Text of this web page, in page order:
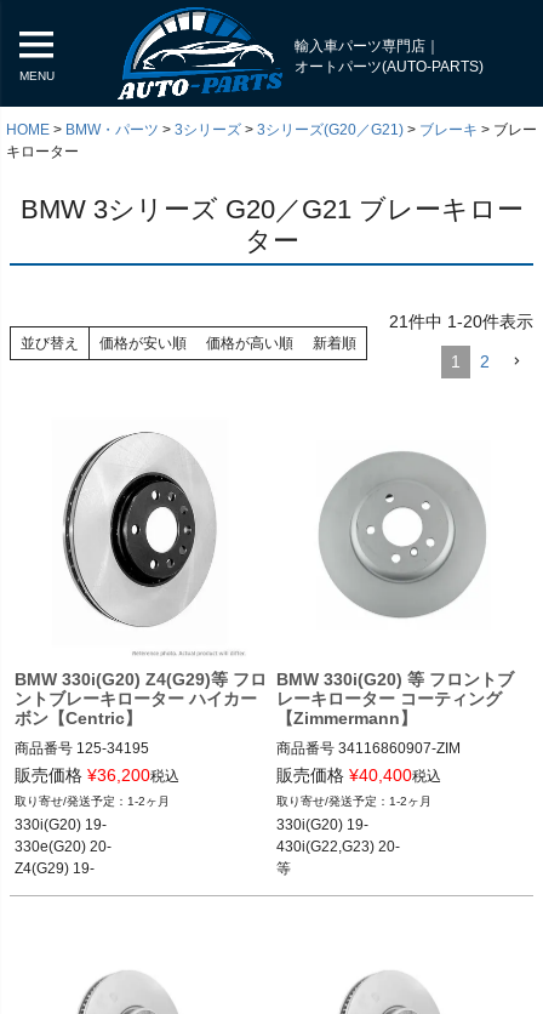
MENU
輸入車パーツ専門店｜
オートパーツ(AUTO-PARTS)
HOME BMW・パーツ 3シリーズ 3シリーズ(G20／G21) ブレーキ
ブレー
キローター
BMW 3シリーズ G20／G21 ブレーキロー
ター
並び替え 価格が安い順 価格が高い順 新着順
21件中 1-20件表示
1 2
BMW 330i(G20) Z4(G29)等 フロ
ントブレーキローター ハイカー
ボン【Centric】
商品番号 125-34195
125_34195
12MMR"125.34195"
販売価格 ¥36,200税込
1-2ヶ月
330i(G20) 19-
330e(G20) 20-
Z4(G29) 19-
BMW 330i(G20) 等 フロントブ
レーキローター コーティング
【Zimmermann】
商品番号 34116860907-ZIM
34116860907_Zim
12MMR"34116860907.Zim"
販売価格 ¥40,400税込
1-2ヶ月
330i(G20) 19-
430i(G22,G23) 20-